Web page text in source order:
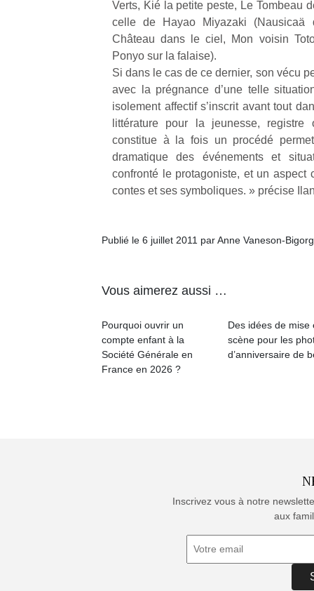
Verts, Kié la petite peste, Le Tombeau
celle de Hayao Miyazaki
Château dans le ciel, Mon voisin
Ponyo sur la falaise).
Si dans le cas de ce dernier, son vécu
avec la prégnance d’une telle
isolement affectif s’inscrit avant tout
littérature pour la jeunesse,
constitue à la fois un procédé
dramatique des événements et
confronté le protagoniste, et un aspect
contes et ses symboliques. » précise
Publié le 6 juillet 2011 par Anne Vaneson-
Vous aimerez aussi …
Pourquoi ouvrir un
compte enfant à la
Société Générale en
France en 2026 ?
Des idées de mise
scène pour les
d’anniversaire de
Inscrivez vous à notre
aux